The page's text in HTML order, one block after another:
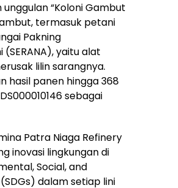
“Koloni Gambut
termasuk petani
Pakning
yaitu alat
lilin sarangnya.
hasil panen hingga 368
sebagai
Patra Niaga Refinery
inovasi lingkungan di
Social, and
dalam setiap lini